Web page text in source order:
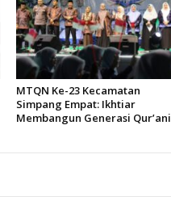
MTQN Ke-23 Kecamatan
Simpang Empat: Ikhtiar
Membangun Generasi Qur’ani